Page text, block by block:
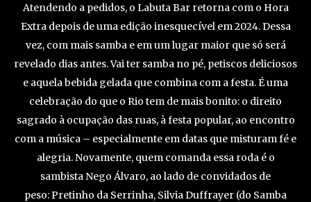
Atendendo a pedidos, o Labuta Bar retorna com o Hora
Extra depois de uma edição inesquecível em 2024. Dessa
vez, com mais samba e em um lugar maior que só será
revelado dias antes. Vai ter samba no pé, petiscos deliciosos
e aquela bebida gelada que combina com a festa. É uma
celebração do que o Rio tem de mais bonito: o direito
sagrado à ocupação das ruas, à festa popular, ao encontro
com a música – especialmente em datas que misturam fé e
alegria. Novamente, quem comanda essa roda é o
sambista Nego Álvaro, ao lado de convidados de
peso: Pretinho da Serrinha, Silvia Duffrayer (do Samba